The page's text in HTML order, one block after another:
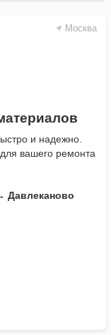
Москва
и надежно.
вашего ремонта
Давлеканово